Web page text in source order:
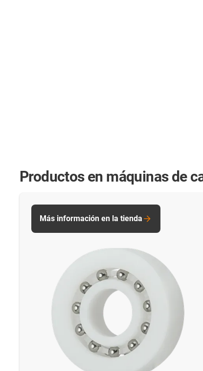
Productos en máquinas de
Más información en la tienda